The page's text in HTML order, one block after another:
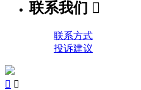
联系我们 
联系方式
投诉建议
 